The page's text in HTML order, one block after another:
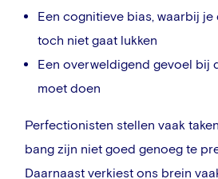
Een cognitieve bias, waarbij je
toch niet gaat lukken
Een overweldigend gevoel bij
moet doen
Perfectionisten stellen vaak
bang zijn niet goed genoeg te
Daarnaast verkiest ons brein